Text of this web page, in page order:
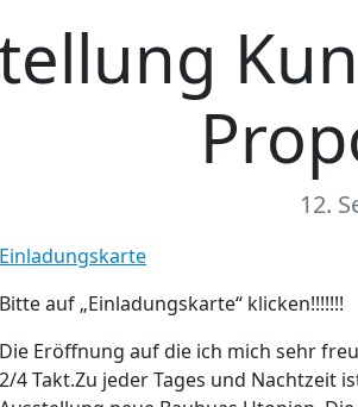
12.
Einladungskarte
Bitte auf „Einladungskarte“ klicken!!!!!!!
Die Eröffnung auf die ich mich sehr
2/4 Takt.Zu jeder Tages und Nachtzeit